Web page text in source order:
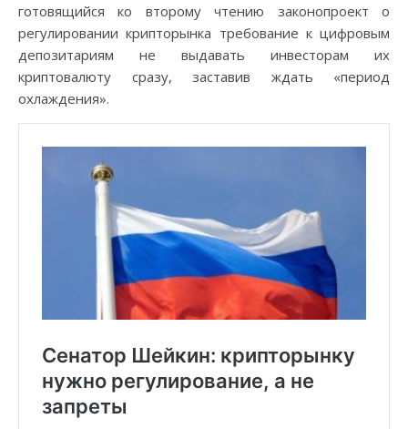
готовящийся ко второму чтению законопроект о
регулировании крипторынка требование к цифровым
депозитариям не выдавать инвесторам их
криптовалюту сразу, заставив ждать «период
охлаждения».